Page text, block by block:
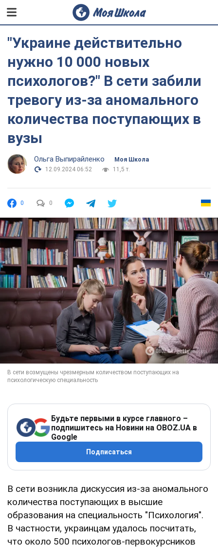
"Украине действительно
нужно 10 000 новых
психологов?" В сети забили
тревогу из-за аномального
количества поступающих в
вузы
Ольга Выпирайленко
Моя Школа
12.09.2024 06:52
11,5 т.
0 0
Будьте первыми в курсе главного –
подпишитесь на Новини на OBOZ.UA в
Google
Подписаться
В сети возникла дискуссия из-за аномального
количества поступающих в высшие
образования на специальность "Психология".
В частности, украинцам удалось посчитать,
что около 500 психологов-первокурсников